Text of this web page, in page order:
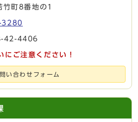
町8番地の1
3280
42-4406
にご注意ください！
い合わせフォーム